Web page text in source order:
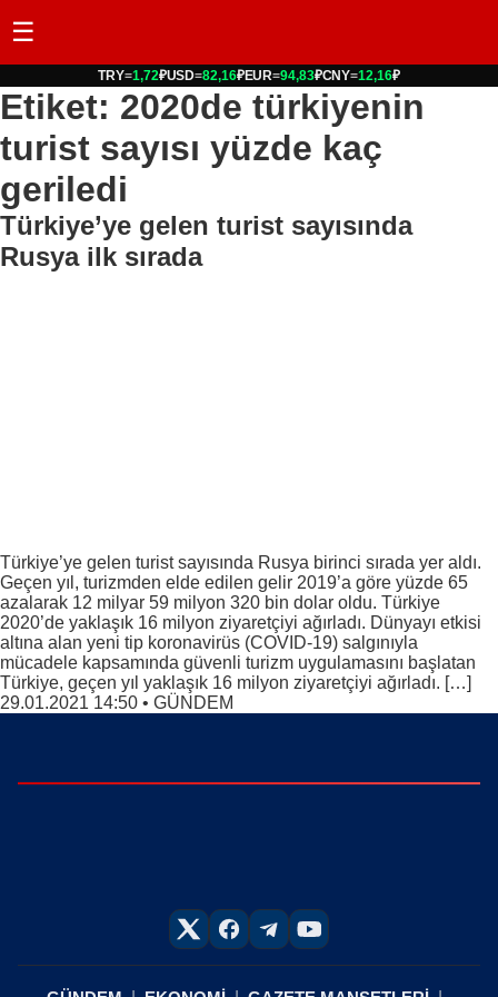
☰
TRY=1,72₽USD=82,16₽EUR=94,83₽CNY=12,16₽
Etiket: 2020de türkiyenin
turist sayısı yüzde kaç
geriledi
Türkiye’ye gelen turist sayısında
Rusya ilk sırada
Türkiye’ye gelen turist sayısında Rusya birinci sırada yer aldı.
Geçen yıl, turizmden elde edilen gelir 2019’a göre yüzde 65
azalarak 12 milyar 59 milyon 320 bin dolar oldu. Türkiye
2020’de yaklaşık 16 milyon ziyaretçiyi ağırladı. Dünyayı etkisi
altına alan yeni tip koronavirüs (COVID-19) salgınıyla
mücadele kapsamında güvenli turizm uygulamasını başlatan
Türkiye, geçen yıl yaklaşık 16 milyon ziyaretçiyi ağırladı. […]
29.01.2021 14:50 • GÜNDEM